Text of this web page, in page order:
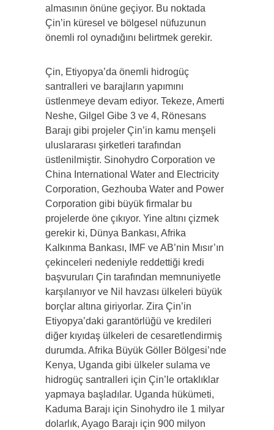
almasının önüne geçiyor. Bu noktada
Çin’in küresel ve bölgesel nüfuzunun
önemli rol oynadığını belirtmek gerekir.
Çin, Etiyopya’da önemli hidrogüç
santralleri ve barajların yapımını
üstlenmeye devam ediyor. Tekeze, Amerti
Neshe, Gilgel Gibe 3 ve 4, Rönesans
Barajı gibi projeler Çin’in kamu menşeli
uluslararası şirketleri tarafından
üstlenilmiştir. Sinohydro Corporation ve
China International Water and Electricity
Corporation, Gezhouba Water and Power
Corporation gibi büyük firmalar bu
projelerde öne çıkıyor. Yine altını çizmek
gerekir ki, Dünya Bankası, Afrika
Kalkınma Bankası, IMF ve AB’nin Mısır’ın
çekinceleri nedeniyle reddettiği kredi
başvuruları Çin tarafından memnuniyetle
karşılanıyor ve Nil havzası ülkeleri büyük
borçlar altına giriyorlar. Zira Çin’in
Etiyopya’daki garantörlüğü ve kredileri
diğer kıyıdaş ülkeleri de cesaretlendirmiş
durumda. Afrika Büyük Göller Bölgesi’nde
Kenya, Uganda gibi ülkeler sulama ve
hidrogüç santralleri için Çin’le ortaklıklar
yapmaya başladılar. Uganda hükümeti,
Kaduma Barajı için Sinohydro ile 1 milyar
dolarlık, Ayago Barajı için 900 milyon